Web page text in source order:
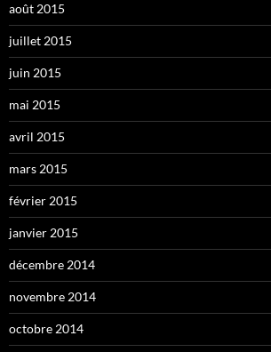
août 2015
juillet 2015
juin 2015
mai 2015
avril 2015
mars 2015
février 2015
janvier 2015
décembre 2014
novembre 2014
octobre 2014